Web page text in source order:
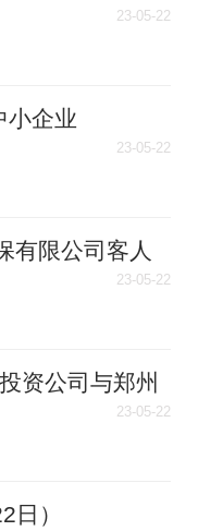
23-05-22
小企业
23-05-22
有限公司客人
23-05-22
资公司与郑州
23-05-22
日）